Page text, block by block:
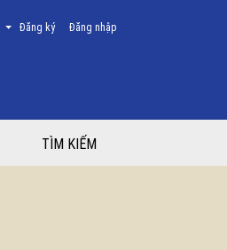
Đăng ký Đăng nhập
ngữ. Ngôn ngữ hiện tại là:
TÌM KIẾM